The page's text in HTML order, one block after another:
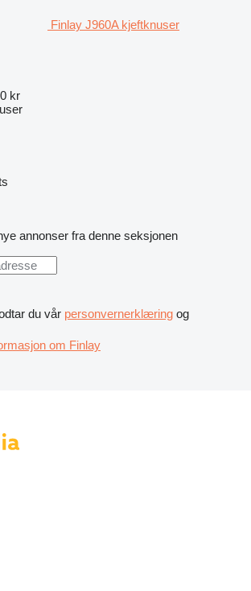
Finlay J960A kjeftknuser
kr
annonser fra denne seksjonen
du vår personvernerklæring og
om Finlay